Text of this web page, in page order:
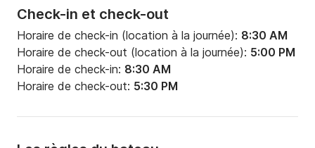
Check-in et check-out
Horaire de check-in (location à la journée): 8:30 AM
Horaire de check-out (location à la journée): 5:00 PM
Horaire de check-in: 8:30 AM
Horaire de check-out: 5:30 PM